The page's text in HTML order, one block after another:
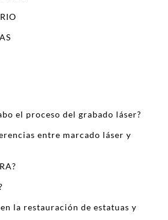
el proceso del grabado láser?
entre marcado láser y
la restauración de estatuas y